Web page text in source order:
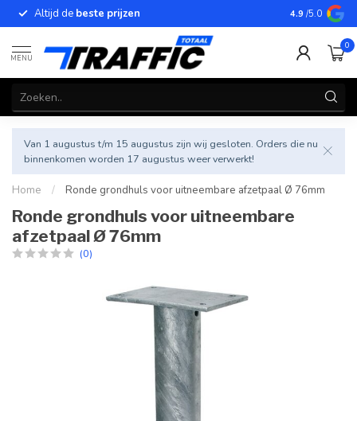
Altijd de beste prijzen Betrouwbare
4.9 /5.0
MENU
0
Van 1 augustus t/m 15 augustus zijn wij gesloten. Orders die nu
binnenkomen worden 17 augustus weer verwerkt!
Home / Ronde grondhuls voor uitneembare afzetpaal Ø 76mm
Ronde grondhuls voor uitneembare
afzetpaal Ø 76mm
(0)